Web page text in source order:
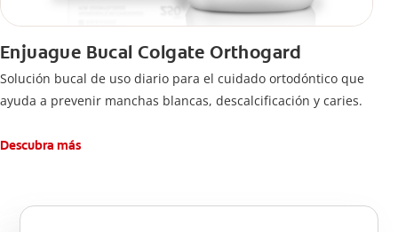
Enjuague Bucal Colgate Orthogard
Solución bucal de uso diario para el cuidado ortodóntico que
ayuda a prevenir manchas blancas, descalcificación y caries.
Descubra más